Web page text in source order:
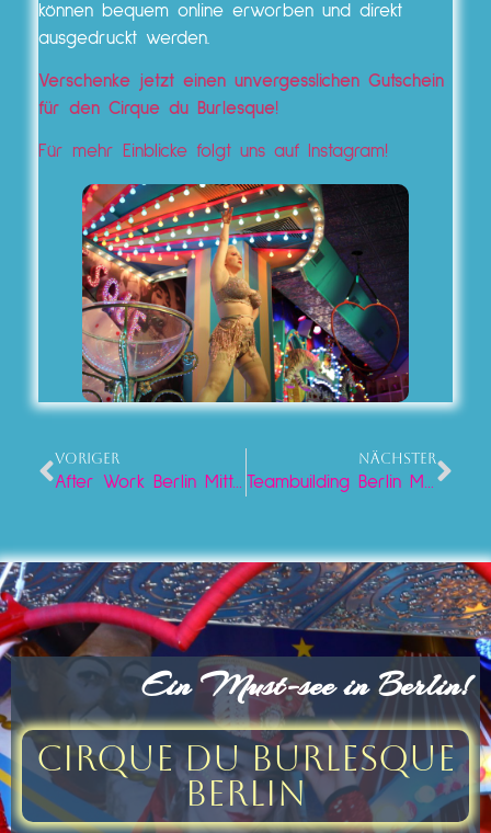
können bequem online erworben und direkt
ausgedruckt werden.
Verschenke jetzt einen unvergesslichen Gutschein
für den Cirque du Burlesque!
Für mehr Einblicke folgt uns auf Instagram!
VORIGER
After Work Berlin Mitte: Der exklusive Feierabend am Alexanderplatz 2026
NÄCHSTER
Teambuilding Berlin Mitte: Außergewöhnliche Firmenevents am Alex in 2026
Ein Must-see in Berlin!
Cirque du Burlesque
Berlin